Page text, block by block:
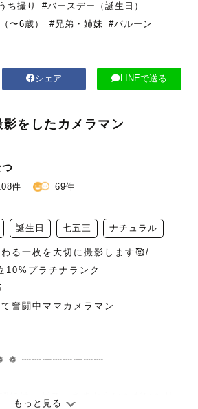
ち撮り
#バースデー（誕生日）
〜6歳） #兄弟・姉妹 #バルーン
シェア LINEで送る
影をしたカメラマン
件 69件
誕生日 七五三 ナチュラル
る一枚を大切に撮影します🥰/
10%プラチナランク
奮闘中ママカメラマン
❁ ┈┈┈┈┈┈┈┈
もっと見る